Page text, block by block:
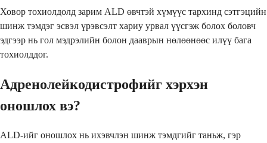
Ховор тохиолдолд зарим ALD өвчтэй хүмүүс тархинд сэтгэцийн
шинж тэмдэг эсвэл үрэвсэлт хариу урвал үүсгэж болох боловч
эдгээр нь гол мэдрэлийн болон дааврын нөлөөнөөс илүү бага
тохиолддог.
Адренолейкодистрофийг хэрхэн
оношлох вэ?
ALD-ийг оношлох нь ихэвчлэн шинж тэмдгийг таньж, гэр